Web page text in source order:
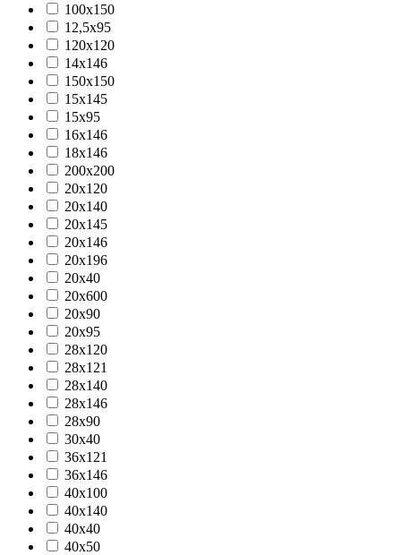
100х150
12,5х95
120х120
14х146
150х150
15х145
15х95
16х146
18х146
200х200
20х120
20х140
20х145
20х146
20х196
20х40
20х600
20х90
20х95
28х120
28х121
28х140
28х146
28х90
30х40
36х121
36х146
40х100
40х140
40х40
40х50